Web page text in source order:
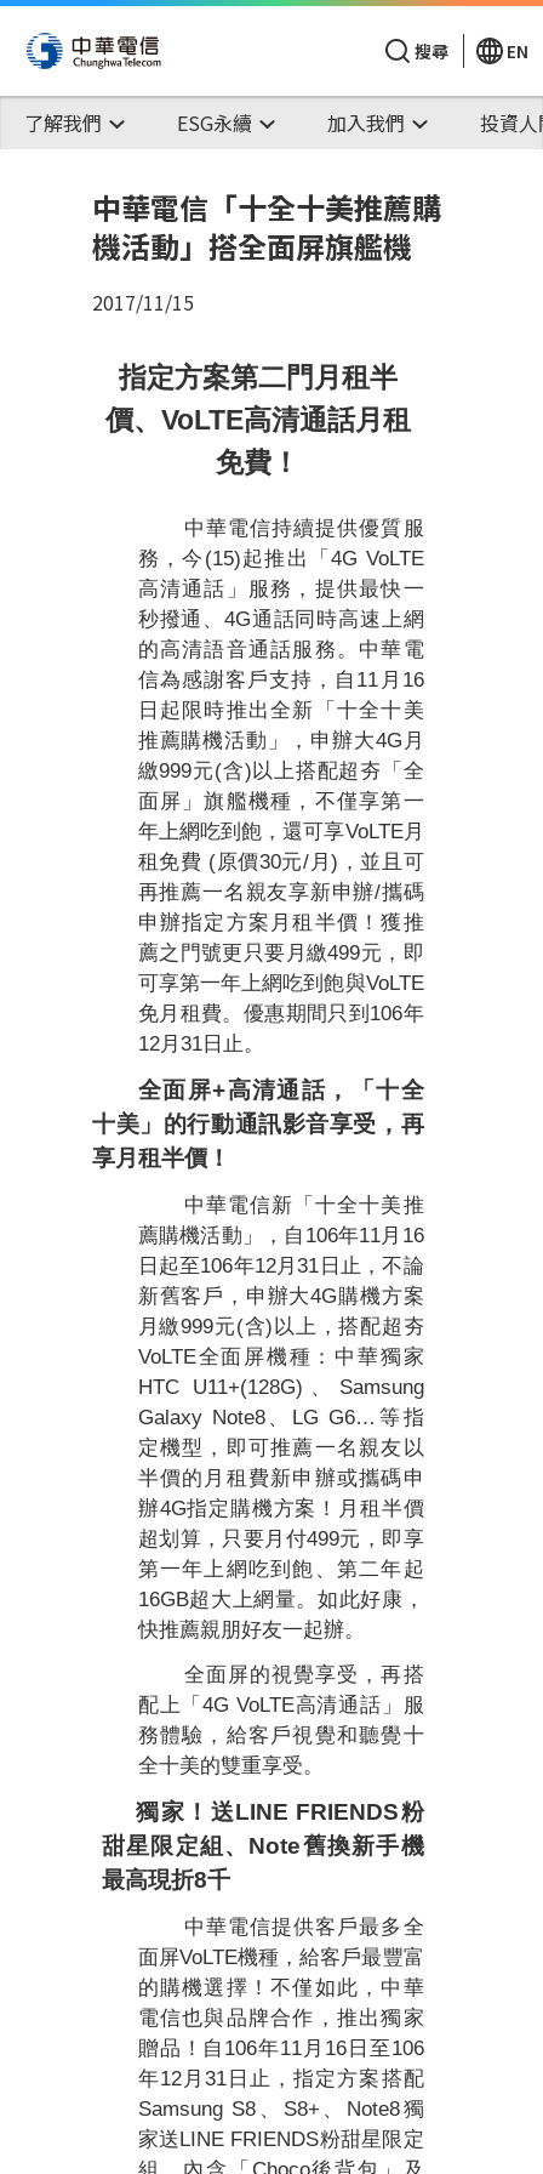
搜尋 EN
了解我們 ESG永續 加入我們 投資
中華電信「十全十美推薦購
機活動」搭全面屏旗艦機
2017/11/15
指定方案第二門月租半
價、 VoLTE高清通話月租
免費！
中華電信持續提供優質服
務，今 (15)起推出「4G VoLTE
高清通話」服務，提供最快一
秒撥通、4G通話同時高速上網
的高清語音通話服務。中華電
信為感謝客戶支持，自 11 月 16
日起限時推出全新「十全十美
推薦購機活動」，申辦大4G 月
繳999元(含)以上搭配超夯「全
面屏」旗艦機種，不僅享第一
年上網吃到飽，還可享VoLTE月
租免費 (原價30元/ 月) ，並且可
再推薦一名親友享新申辦/攜碼
申辦指定方案月租半價！獲推
薦之門號更只要月繳499元，即
可享第一年上網吃到飽與VoLTE
免月租費。優惠期間只到 106年
12月 31日止。
全面屏+高清通話，「十全
十美」的行動通訊影音享受，再
享月租半價！
中華電信新「十全十美推
薦購機活動」，自 106年11月 16
日起至106年12月31 日止，不論
新舊客戶，申辦大4G購機方案
月繳999元(含)以上，搭配超夯
VoLTE全面屏機種：中華獨家
HTC U11+(128G) 、 Samsung
Galaxy Note8、 LG G6… 等指
定機型，即可推薦一名親友以
半價的月租費新申辦或攜碼申
辦4G指定購機方案！月租半價
超划算，只要月付499元，即享
第一年上網吃到飽、第二年起
16GB超大上網量。如此好康，
快推薦親朋好友一起辦。
全面屏的視覺享受，再搭
配上「4G VoLTE高清通話」服
務體驗，給客戶視覺和聽覺十
全十美的雙重享受。
獨家！送LINE FRIENDS粉
甜星限定組、 Note舊換新手機
最高現折8千
中華電信提供客戶最多全
面屏VoLTE機種，給客戶最豐富
的購機選擇！不僅如此，中華
電信也與品牌合作，推出獨家
贈品！自 106年11 月 16日至106
年12月 31日止，指定方案搭配
Samsung S8 、 S8+ 、 Note8獨
家送LINE FRIENDS粉甜星限定
Choco